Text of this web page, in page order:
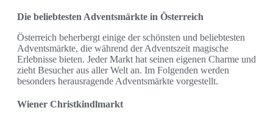
Die beliebtesten Adventsmärkte in Österreich
Österreich beherbergt einige der schönsten und beliebtesten
Adventsmärkte, die während der Adventszeit magische
Erlebnisse bieten. Jeder Markt hat seinen eigenen Charme und
zieht Besucher aus aller Welt an. Im Folgenden werden
besonders herausragende Adventsmärkte vorgestellt.
Wiener Christkindlmarkt